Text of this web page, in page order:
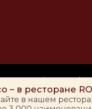
– в ресторане
в нашем
Сайт носит
Сделка купли-
на территории